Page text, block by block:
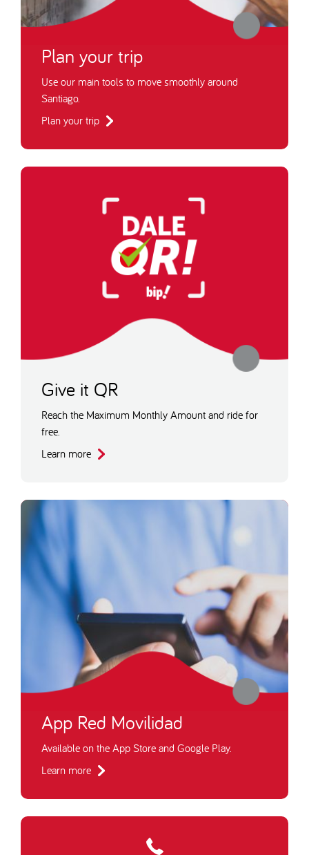
Plan your trip
Use our main tools to move smoothly around
Santiago.
Plan your trip
Give it QR
Reach the Maximum Monthly Amount and ride for
free.
Learn more
App Red Movilidad
Available on the App Store and Google Play.
Learn more